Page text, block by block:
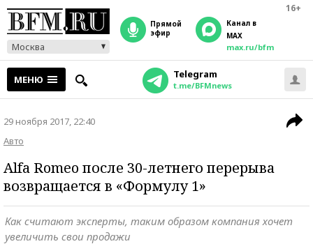
16+
Москва
прямой
эфир
Канал в
MAX
max.ru/bfm
МЕНЮ Telegram
t.me/BFMnews
29 ноября 2017, 22:40
Авто
Alfa Romeo после 30-летнего перерыва
возвращается в «Формулу 1»
Как считают эксперты, таким образом компания хочет
увеличить свои продажи